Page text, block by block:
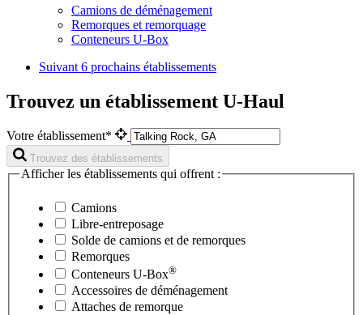
Camions de déménagement
Remorques et remorquage
Conteneurs U-Box
Suivant 6 prochains établissements
Trouvez un établissement U-Haul
Votre établissement*
Trouvez des établissements
Afficher les établissements qui offrent :
Camions
Libre-entreposage
Solde de camions et de remorques
Remorques
Conteneurs U-Box®
Accessoires de déménagement
Attaches de remorque